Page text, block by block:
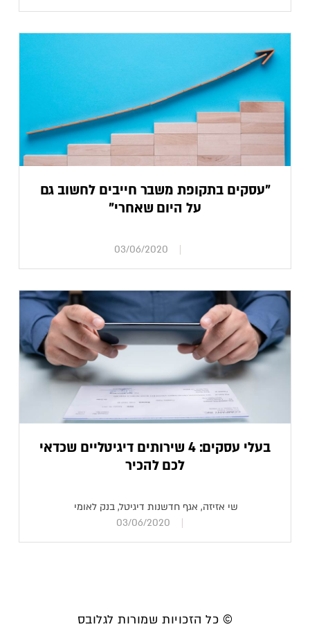
"עסקים בתקופת משבר חייבים לחשוב גם
על היום שאחרי"
03/06/2020
בעלי עסקים: 4 שירותים דיגיטליים שכדאי
לכם להכיר
שי אזיזה, אגף חדשנות דיגיטל, בנק לאומי
03/06/2020
© כל הזכויות שמורות לגלובס